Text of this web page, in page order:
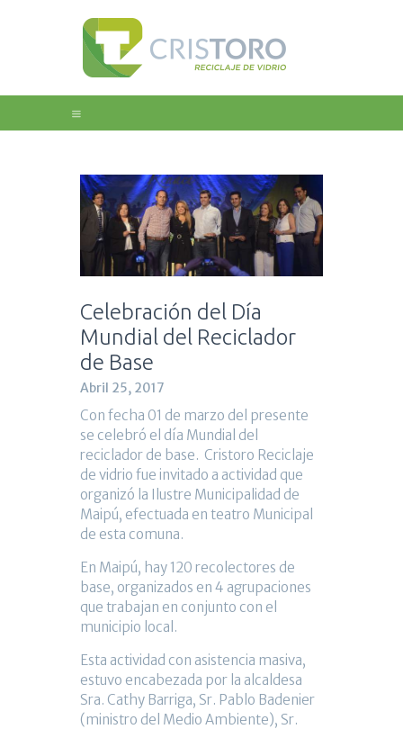
Home
Educación
Galeria
Noticias
Contacto
Celebración del Día
Mundial del Reciclador
de Base
Abril 25, 2017
Con fecha 01 de marzo del presente
se celebró el día Mundial del
reciclador de base. Cristoro Reciclaje
de vidrio fue invitado a actividad que
organizó la Ilustre Municipalidad de
Maipú, efectuada en teatro Municipal
de esta comuna.
En Maipú, hay 120 recolectores de
base, organizados en 4 agrupaciones
que trabajan en conjunto con el
municipio local.
Esta actividad con asistencia masiva,
estuvo encabezada por la alcaldesa
Sra. Cathy Barriga, Sr. Pablo Badenier
(ministro del Medio Ambiente), Sr.